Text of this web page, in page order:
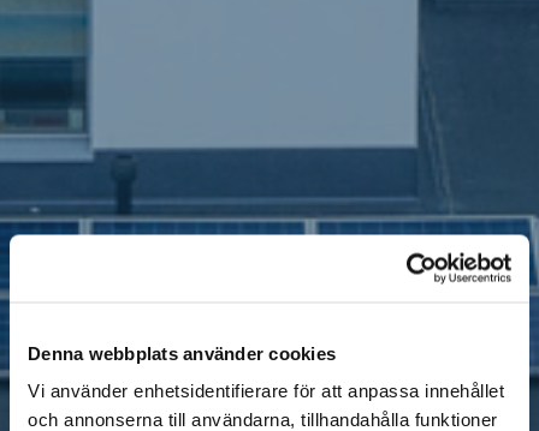
Denna webbplats använder cookies
Vi använder enhetsidentifierare för att anpassa innehållet
och annonserna till användarna, tillhandahålla funktioner